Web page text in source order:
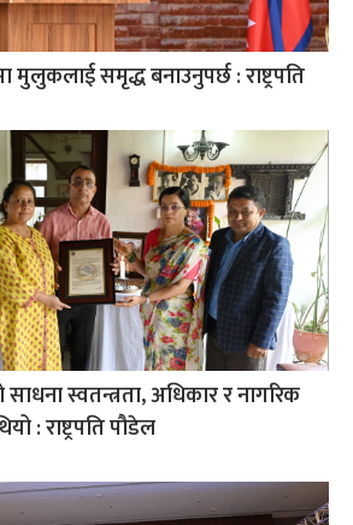
मुलुकलाई समृद्ध बनाउनुपर्छ : राष्ट्रपति
साधना स्वतन्त्रता, अधिकार र नागरिक
: राष्ट्रपति पौडेल